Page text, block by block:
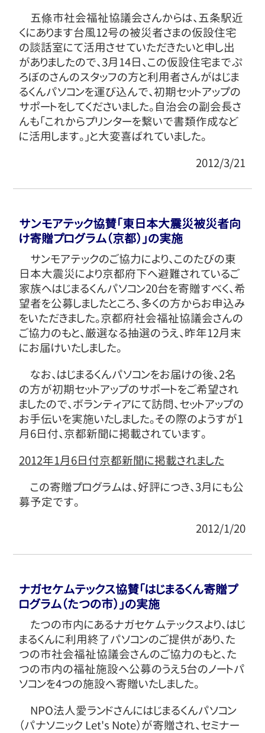
五條市社会福祉協議会さんからは、五条駅近
くにあります台風12号の被災者さまの仮設住宅
の談話室にて活用させていただきたいと申し出
がありましたので、3月14日、この仮設住宅までぷ
ろぼのさんのスタッフの方と利用者さんがはじま
るくんパソコンを運び込んで、初期セットアップの
サポートをしてくださいました。自治会の副会長さ
んも「これからプリンターを繋いで書類作成など
に活用します。」と大変喜ばれていました。
2012/3/21
サンモアテック協賛「東日本大震災被災者向
け寄贈プログラム（京都）」の実施
サンモアテックのご協力により、このたびの東
日本大震災により京都府下へ避難されているご
家族へはじまるくんパソコン20台を寄贈すべく、希
望者を公募しましたところ、多くの方からお申込み
をいただきました。京都府社会福祉協議会さんの
ご協力のもと、厳選なる抽選のうえ、昨年12月末
にお届けいたしました。
なお、はじまるくんパソコンをお届けの後、2名
の方が初期セットアップのサポートをご希望され
ましたので、ボランティアにて訪問、セットアップの
お手伝いを実施いたしました。その際のようすが1
月6日付、京都新聞に掲載されています。
2012年1月6日付京都新聞に掲載されました
この寄贈プログラムは、好評につき、3月にも公
募予定です。
2012/1/20
ナガセケムテックス協賛「はじまるくん寄贈プ
ログラム（たつの市）」の実施
たつの市内にあるナガセケムテックスより、はじ
まるくんに利用終了パソコンのご提供があり、た
つの市社会福祉協議会さんのご協力のもと、た
つの市内の福祉施設へ公募のうえ5台のノートパ
ソコンを4つの施設へ寄贈いたしました。
NPO法人愛ランドさんにはじまるくんパソコン
（パナソニック Let's Note）が寄贈され、セミナー